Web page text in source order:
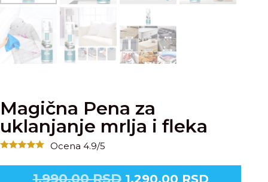
Magična Pena za
uklanjanje mrlja i fleka
Ocena 4.9/5
1,990.00RSD 1,290.00 RSD